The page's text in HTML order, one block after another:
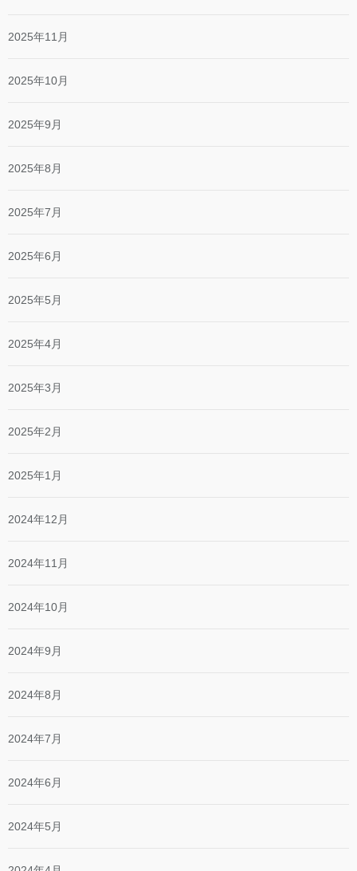
2025年11月
2025年10月
2025年9月
2025年8月
2025年7月
2025年6月
2025年5月
2025年4月
2025年3月
2025年2月
2025年1月
2024年12月
2024年11月
2024年10月
2024年9月
2024年8月
2024年7月
2024年6月
2024年5月